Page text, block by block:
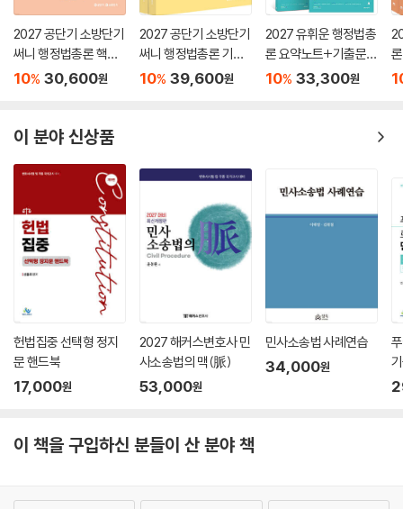
2027 공단기 소방단기
써니 행정법총론 핵심
집약
10% 30,600원
2027 공단기 소방단기
써니 행정법총론 기본
서
10% 39,600원
2027 유휘운 행정법총
론 요약노트+기출문제
(요.플.)
10% 33,300원
이 분야 신상품
헌법집중 선택형 정지
문 핸드북
17,000원
2027 해커스변호사 민
사소송법의 맥(脈)
53,000원
민사소송법 사례연습
34,000원
이 책을 구입하신 분들이 산 분야 책